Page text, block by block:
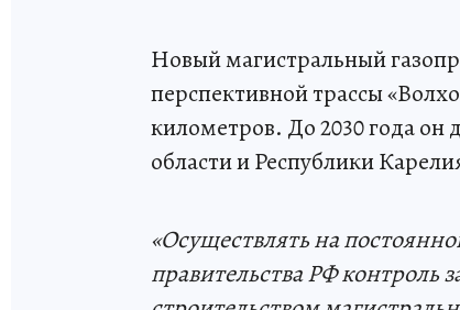
Новый магистральный
перспективной трассы
километров. До 2030 года
области и Республики
«Осуществлять на
правительства РФ